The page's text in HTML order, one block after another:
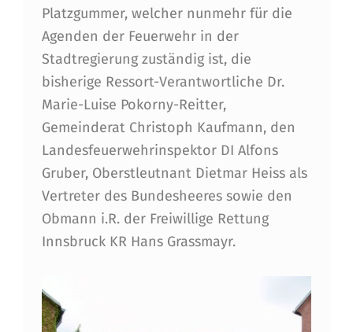
K
S
T
A
G
A
U
S
G
Z
E
Platzgummer, welcher nunmehr für die
Agenden der Feuerwehr in der
Stadtregierung zuständig ist, die
bisherige Ressort-Verantwortliche Dr.
Marie-Luise Pokorny-Reitter,
Gemeinderat Christoph Kaufmann, den
Landesfeuerwehrinspektor DI Alfons
Gruber, Oberstleutnant Dietmar Heiss als
Vertreter des Bundesheeres sowie den
Obmann i.R. der Freiwillige Rettung
Innsbruck KR Hans Grassmayr.